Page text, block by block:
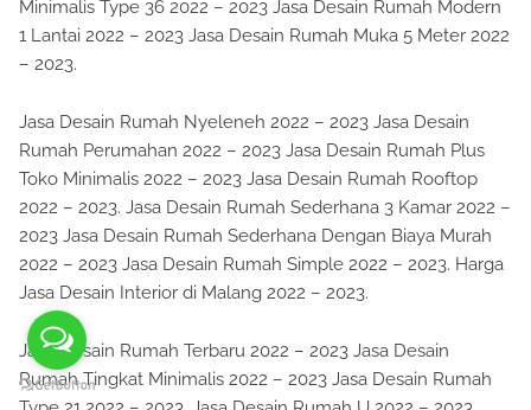
Minimalis Type 36 2022 – 2023 Jasa Desain Rumah Modern
1 Lantai 2022 – 2023 Jasa Desain Rumah Muka 5 Meter 2022
– 2023.
Jasa Desain Rumah Nyeleneh 2022 – 2023 Jasa Desain
Rumah Perumahan 2022 – 2023 Jasa Desain Rumah Plus
Toko Minimalis 2022 – 2023 Jasa Desain Rumah Rooftop
2022 – 2023. Jasa Desain Rumah Sederhana 3 Kamar 2022 –
2023 Jasa Desain Rumah Sederhana Dengan Biaya Murah
2022 – 2023 Jasa Desain Rumah Simple 2022 – 2023. Harga
Jasa Desain Interior di Malang 2022 – 2023.
Jasa Desain Rumah Terbaru 2022 – 2023 Jasa Desain
Rumah Tingkat Minimalis 2022 – 2023 Jasa Desain Rumah